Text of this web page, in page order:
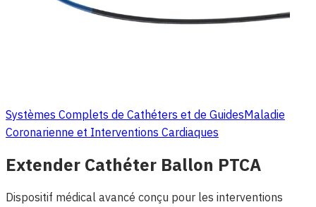
Systèmes Complets de Cathéters et de GuidesMaladie
Coronarienne et Interventions Cardiaques
Extender Cathéter Ballon PTCA
Dispositif médical avancé conçu pour les interventions